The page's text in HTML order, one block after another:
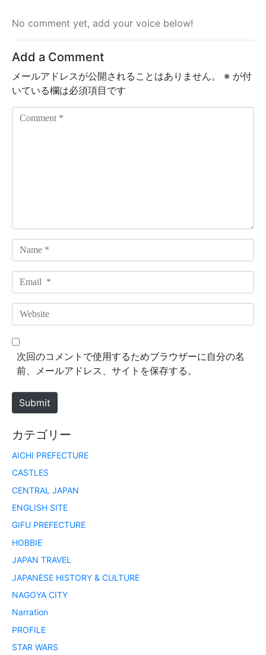
No comment yet, add your voice below!
Add a Comment
メールアドレスが公開されることはありません。 ※ が付
いている欄は必須項目です
a
m
*
m
a
*
W
e
b
e
次回のコメントで使用するためブラウザーに自分の名
前、メールアドレス、サイトを保存する。
Submit
カテゴリー
AICHI PREFECTURE
CASTLES
CENTRAL JAPAN
ENGLISH SITE
GIFU PREFECTURE
HOBBIE
JAPAN TRAVEL
JAPANESE HISTORY & CULTURE
NAGOYA CITY
Narration
PROFILE
STAR WARS